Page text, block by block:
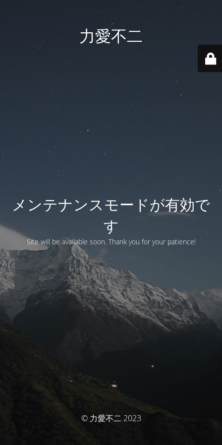
力愛不二
メンテナンスモードが有効で
す
Site will be available soon. Thank you for your patience!
© 力愛不二 2023